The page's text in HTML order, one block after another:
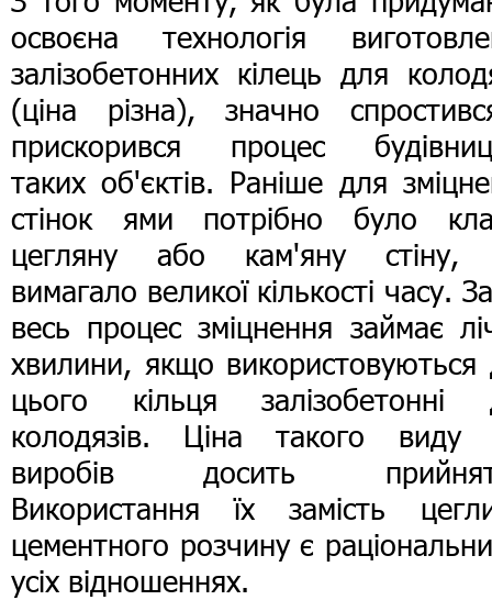
освоєна технологія
залізобетонних кілець для
(ціна різна), значно
прискорився процес
таких об'єктів. Раніше для
стінок ями потрібно було
цегляну або кам'яну
вимагало великої кількості часу.
весь процес зміцнення займає
хвилини, якщо використовуються
цього кільця залізобетонні
колодязів. Ціна такого
виробів досить
Використання їх замість
цементного розчину є
усіх відношеннях.